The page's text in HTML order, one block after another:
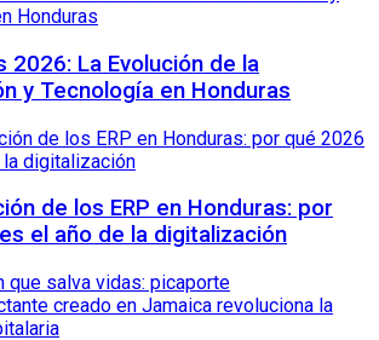
2026: La Evolución de la
y Tecnología en Honduras
de los ERP en Honduras: por
el año de la digitalización